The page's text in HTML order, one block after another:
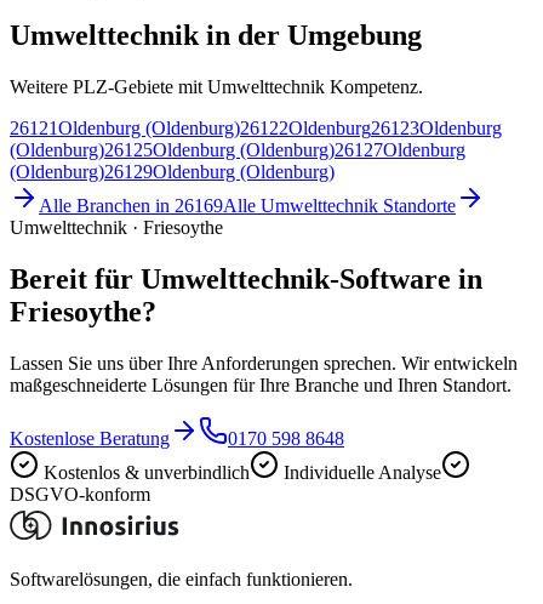
Umwelttechnik in der Umgebung
Weitere PLZ-Gebiete mit Umwelttechnik Kompetenz.
26121Oldenburg (Oldenburg)26122Oldenburg26123Oldenburg
(Oldenburg)26125Oldenburg (Oldenburg)26127Oldenburg
(Oldenburg)26129Oldenburg (Oldenburg)
Alle Branchen in 26169Alle Umwelttechnik Standorte
Umwelttechnik · Friesoythe
Bereit für Umwelttechnik-Software in
Friesoythe?
Lassen Sie uns über Ihre Anforderungen sprechen. Wir entwickeln
maßgeschneiderte Lösungen für Ihre Branche und Ihren Standort.
Kostenlose Beratung
0170 598 8648
Kostenlos & unverbindlich
Individuelle Analyse
DSGVO-konform
Softwarelösungen, die einfach funktionieren.